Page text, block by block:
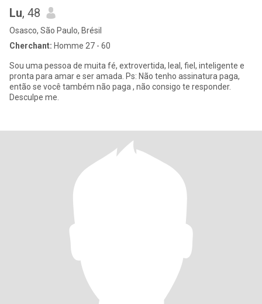
Lu, 48
Osasco, São Paulo, Brésil
Cherchant: Homme 27 - 60
Sou uma pessoa de muita fé, extrovertida, leal, fiel, inteligente e
pronta para amar e ser amada. Ps: Não tenho assinatura paga,
então se você também não paga , não consigo te responder.
Desculpe me.